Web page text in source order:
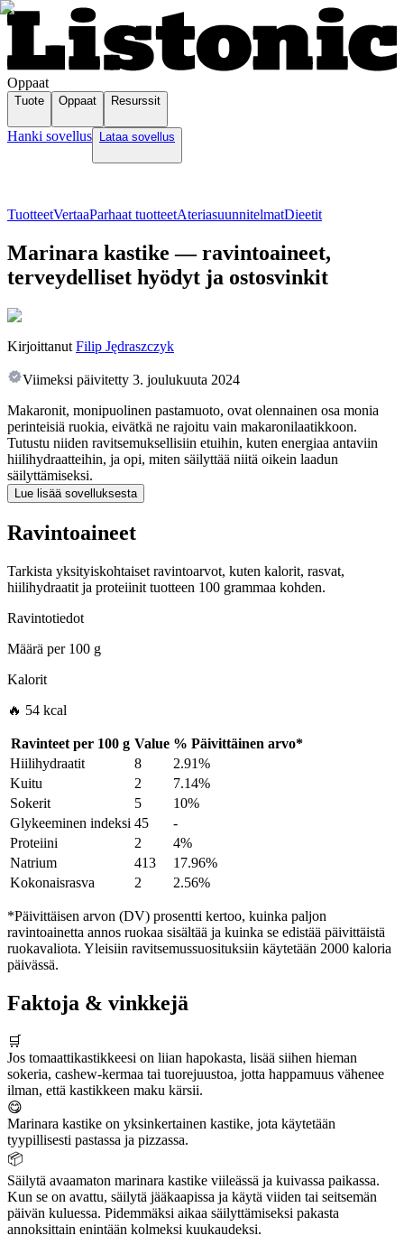
Oppaat
Tuote Oppaat Resurssit
Hanki sovellus Lataa sovellus
TuotteetVertaaParhaat tuotteetAteriasuunnitelmatDieetit
Marinara kastike — ravintoaineet,
terveydelliset hyödyt ja ostosvinkit
Kirjoittanut Filip Jędraszczyk
Viimeksi päivitetty 3. joulukuuta 2024
Makaronit, monipuolinen pastamuoto, ovat olennainen osa monia
perinteisiä ruokia, eivätkä ne rajoitu vain makaronilaatikkoon.
Tutustu niiden ravitsemuksellisiin etuihin, kuten energiaa antaviin
hiilihydraatteihin, ja opi, miten säilyttää niitä oikein laadun
säilyttämiseksi.
Lue lisää sovelluksesta
Ravintoaineet
Tarkista yksityiskohtaiset ravintoarvot, kuten kalorit, rasvat,
hiilihydraatit ja proteiinit tuotteen 100 grammaa kohden.
Ravintotiedot
Määrä per100 g
Kalorit
🔥 54 kcal
Ravinteet per 100 g Value % Päivittäinen arvo*
Hiilihydraatit
8
2.91%
Kuitu
2
7.14%
Sokerit
5
10%
Glykeeminen indeksi 45
-
Proteiini
2
4%
Natrium
413
17.96%
Kokonaisrasva
2 2.56%
*Päivittäisen arvon (DV) prosentti kertoo, kuinka paljon
ravintoainetta annos ruokaa sisältää ja kuinka se edistää päivittäistä
ruokavaliota. Yleisiin ravitsemussuosituksiin käytetään 2000 kaloria
päivässä.
Faktoja & vinkkejä
🛒
Jos tomaattikastikkeesi on liian hapokasta, lisää siihen hieman
sokeria, cashew-kermaa tai tuorejuustoa, jotta happamuus vähenee
ilman, että kastikkeen maku kärsii.
😋
Marinara kastike on yksinkertainen kastike, jota käytetään
tyypillisesti pastassa ja pizzassa.
📦
Säilytä avaamaton marinara kastike viileässä ja kuivassa paikassa.
Kun se on avattu, säilytä jääkaapissa ja käytä viiden tai seitsemän
päivän kuluessa. Pidemmäksi aikaa säilyttämiseksi pakasta
annoksittain enintään kolmeksi kuukaudeksi.